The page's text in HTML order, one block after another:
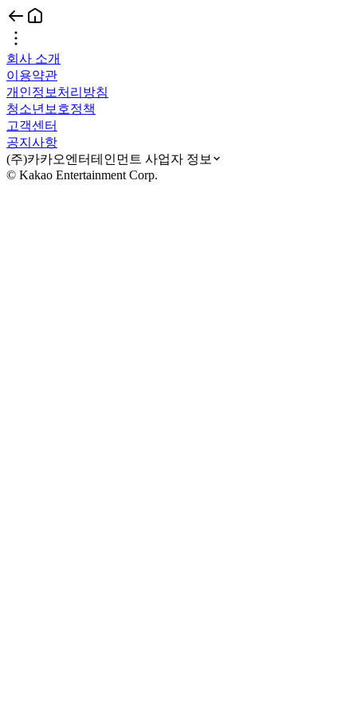
회사 소개
이용약관
개인정보처리방침
청소년보호정책
고객센터
공지사항
(주)카카오엔터테인먼트 사업자 정보
© Kakao Entertainment Corp.